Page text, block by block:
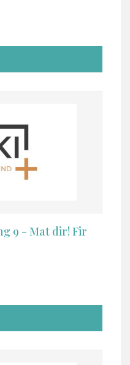
9 - Mat dir! Fir